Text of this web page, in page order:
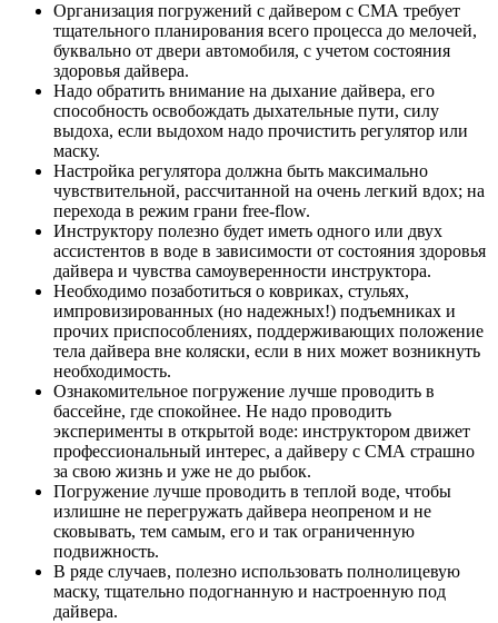
Организация погружений с дайвером с СМА требует
тщательного планирования всего процесса до мелочей,
буквально от двери автомобиля, с учетом состояния
здоровья дайвера.
Надо обратить внимание на дыхание дайвера, его
способность освобождать дыхательные пути, силу
выдоха, если выдохом надо прочистить регулятор или
маску.
Настройка регулятора должна быть максимально
чувствительной, рассчитанной на очень легкий вдох; на
перехода в режим грани free-flow.
Инструктору полезно будет иметь одного или двух
ассистентов в воде в зависимости от состояния здоровья
дайвера и чувства самоуверенности инструктора.
Необходимо позаботиться о ковриках, стульях,
импровизированных (но надежных!) подъемниках и
прочих приспособлениях, поддерживающих положение
тела дайвера вне коляски, если в них может возникнуть
необходимость.
Ознакомительное погружение лучше проводить в
бассейне, где спокойнее. Не надо проводить
эксперименты в открытой воде: инструктором движет
профессиональный интерес, а дайверу с СМА страшно
за свою жизнь и уже не до рыбок.
Погружение лучше проводить в теплой воде, чтобы
излишне не перегружать дайвера неопреном и не
сковывать, тем самым, его и так ограниченную
подвижность.
В ряде случаев, полезно использовать полнолицевую
маску, тщательно подогнанную и настроенную под
дайвера.